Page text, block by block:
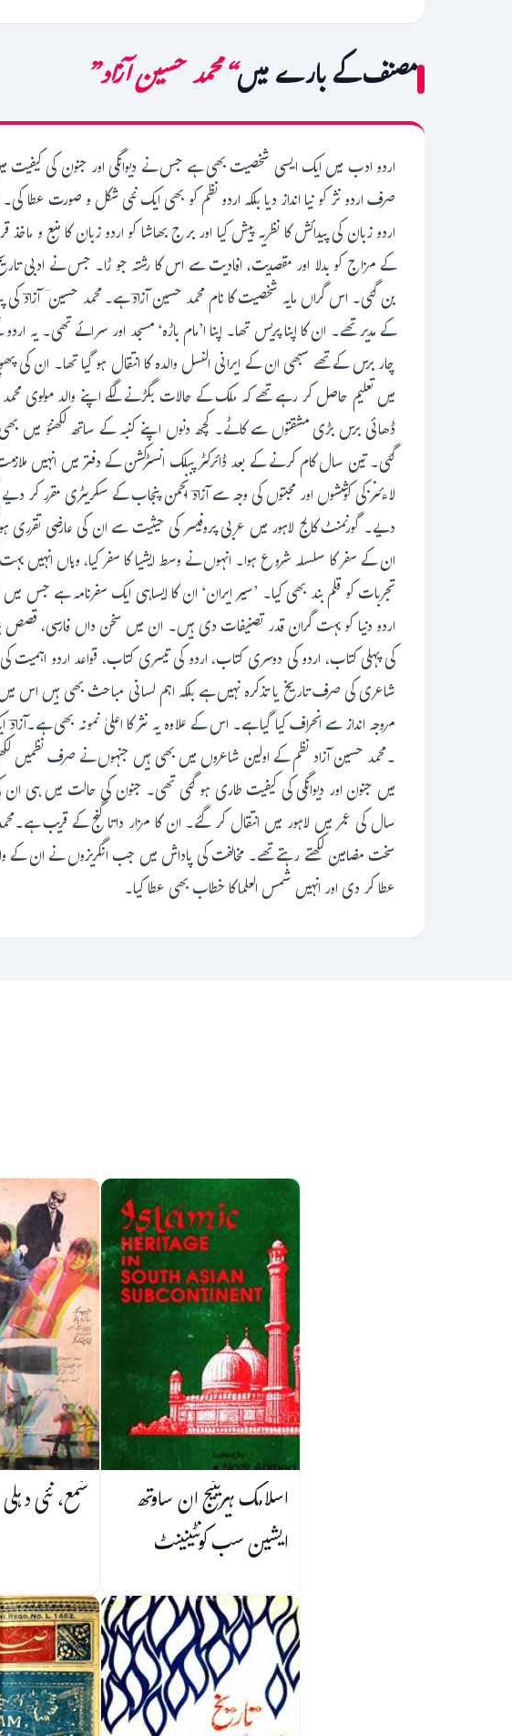
مصنف کے بارے میں“محمد حسین آزاد”
اردو ادب میں ایک ایسی شخصیت بھی ہے جس نے دیوانگی اور جنون کی
صرف اردو نژ کو نیا انداز دیا بلکہ اردو نظم کو بھی ایک نئی شکل و صورت
اردو زبان کی پیدائش کا نظریہ پیش کیا اور برج بھاشا کو اردو زبان کا
کے مزاج کو بدلا اور مقصدیت، افادیت سے اس کا رشتہ جو ڑا۔ جس نے ادبی
کے مدیر تھے۔ ان کا اپنا پریس تھا۔ اپنا ا’مام باڑہ‘ مسجد اور سرائے تھی۔
چار برس کے تھے سبھی ان کے ایرانی النسل والدہ کا انتقال ہو گیا تھا۔ ان
میں تعلیم حاصل کر رہے تھے کہ ملک کے حالات بگڑنے لگے اپنے والد مولوی
ڈھائی برس بڑی مشقتوں سے کاٹے۔ کچھ دنوں اپنے کنبہ کے ساتھ لکھنؤ
گئی۔ تین سال کام کرنے کے بعد ڈائرکٹر پبلک انسٹرکشن کے دفتر میں انہیں
لاءئنز کی کوششوں اور محبتوں کی وجہ سے آزادؔ انجمن پنجاب کے سکریٹری مقرر
دیے۔ گورنمنٹ کالج لاہور میں عربی پروفیسر کی حیثیت سے ان کی عارضی
ان کے سفر کا سلسلہ شروع ہوا۔ انہوں نے وسط ایشیا کا سفر کیا، وہاں
تجربات کو قلم بند بھی کیا۔ ’سیر ایران‘ ان کا ایساہی ایک سفرنامہ ہے جس
اردو دنیا کو بہت گران قدر تصنیفات دی ہیں۔ ان میں سخن داں فارسی، قصص
کی پہلی کتاب، اردو کی دوسری کتاب، اردو کی تیسری کتاب، قواعد اردو
شاعری کی صرف تاریخ یا تذکرہ نہیں ہے بلکہ اہم لسانی مباحث بھی ہیں اس
مروجہ انداز سے انحراف کیا گیا ہے۔ اس کے علاوہ یہ نثر کا اعلیٰ نمونہ بھی
۔محمد حسین آزاد نظم کے اولین شاعروں میں بھی ہیں جنہوں نے صرف نظمیں
سال کی عمر میں لاہور میں انتقال کر گئے۔ ان کا مزار داتا گنج کے قریب
سخت مضامین لکھتے رہتے تھے۔ مخالفت کی پاداش میں جب انگریزوں نے ان کے
عطا کر دی اور انہیں شمس العلماکا خطاب بھی عطا کیا۔
اسلامک ہیریٹیج ان ساوتھ
ایشین سب کونٹینینٹ
شمع، نئی دہلی